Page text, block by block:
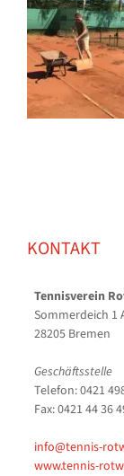
KONTAKT
Tennisverein
Sommerdeich 1
28205 Bremen
Geschäftsstelle
Telefon: 0421
Fax: 0421 44 36
info@tennis-
www.tennis-